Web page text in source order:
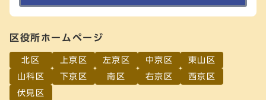
区役所ホームページ
北区 上京区 左京区 中京区
東山区
山科区
下京区 南区 右京区
西京区
伏見区